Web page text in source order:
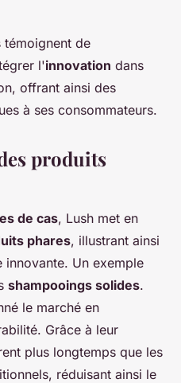
témoignent de
l'innovation dans
offrant ainsi des
à ses consommateurs.
produits
de cas, Lush met en
phares, illustrant ainsi
innovante. Un exemple
shampooings solides.
le marché en
Grâce à leur
plus longtemps que les
réduisant ainsi le